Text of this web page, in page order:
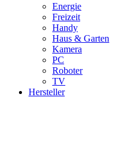
Energie
Freizeit
Handy
Haus & Garten
Kamera
PC
Roboter
TV
Hersteller